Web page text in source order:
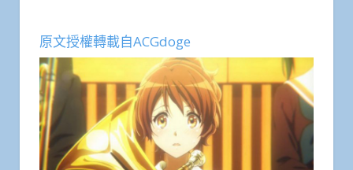
原文授權轉載自ACGdoge